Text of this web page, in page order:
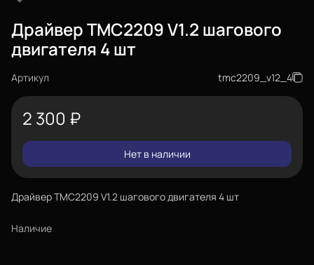
Драйвер TMC2209 V1.2 шагового
двигателя 4 шт
Артикул tmc2209_v12_4
2 300 ₽
Нет в наличии
Драйвер TMC2209 V1.2 шагового двигателя 4 шт
Наличие